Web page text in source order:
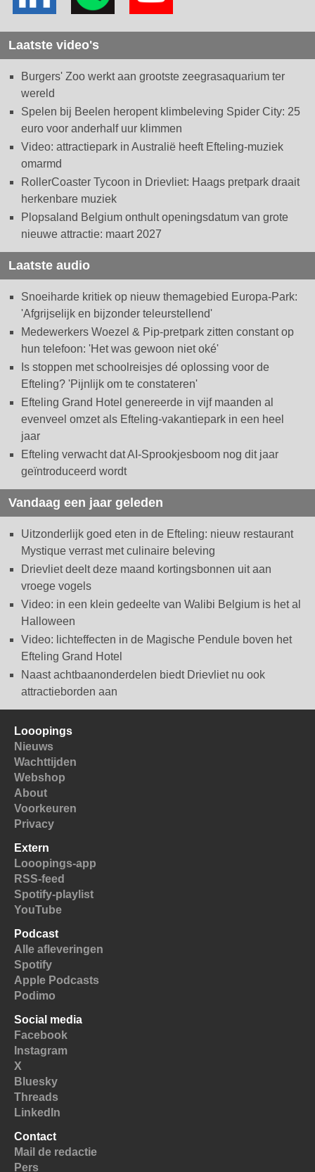
Laatste video's
Burgers' Zoo werkt aan grootste zeegrasaquarium ter
wereld
Spelen bij Beelen heropent klimbeleving Spider City: 25
euro voor anderhalf uur klimmen
Video: attractiepark in Australië heeft Efteling-muziek
omarmd
RollerCoaster Tycoon in Drievliet: Haags pretpark draait
herkenbare muziek
Plopsaland Belgium onthult openingsdatum van grote
nieuwe attractie: maart 2027
Laatste audio
Snoeiharde kritiek op nieuw themagebied Europa-Park:
'Afgrijselijk en bijzonder teleurstellend'
Medewerkers Woezel & Pip-pretpark zitten constant op
hun telefoon: 'Het was gewoon niet oké'
Is stoppen met schoolreisjes dé oplossing voor de
Efteling? 'Pijnlijk om te constateren'
Efteling Grand Hotel genereerde in vijf maanden al
evenveel omzet als Efteling-vakantiepark in een heel
jaar
Efteling verwacht dat AI-Sprookjesboom nog dit jaar
geïntroduceerd wordt
Vandaag een jaar geleden
Uitzonderlijk goed eten in de Efteling: nieuw restaurant
Mystique verrast met culinaire beleving
Drievliet deelt deze maand kortingsbonnen uit aan
vroege vogels
Video: in een klein gedeelte van Walibi Belgium is het al
Halloween
Video: lichteffecten in de Magische Pendule boven het
Efteling Grand Hotel
Naast achtbaanonderdelen biedt Drievliet nu ook
attractieborden aan
Looopings
Nieuws
Wachttijden
Webshop
About
Voorkeuren
Privacy
Extern
Looopings-app
RSS-feed
Spotify-playlist
YouTube
Podcast
Alle afleveringen
Spotify
Apple Podcasts
Podimo
Social media
Facebook
Instagram
X
Bluesky
Threads
LinkedIn
Contact
Mail de redactie
Pers